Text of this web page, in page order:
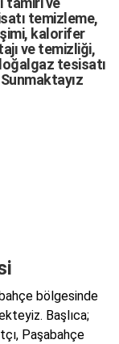
temizleme,
kalorifer
ve temizliği,
oğalgaz tesisatı
bölgesinde
Başlıca;
Paşabahçe